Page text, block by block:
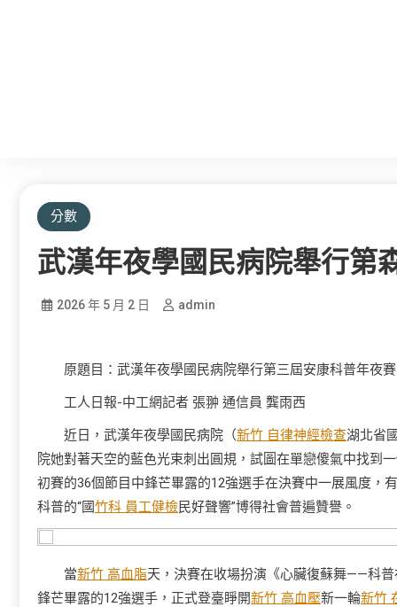
分數
武漢年夜學國民病院舉行第
2026 年 5 月 2 日 admin
原題目：武漢年夜學國民病院舉行第三屆安康科普年夜賽
工人日報-中工網記者 張翀 通信員 龔雨西
近日，武漢年夜學國民病院（新竹 自律神經檢查湖北省
院她對著天空的藍色光束刺出圓規，試圖在單戀傻氣中找到
初賽的36個節目中鋒芒畢露的12強選手在決賽中一展風度，
科普的“國竹科 員工健檢民好聲響”博得社會普遍贊譽。
當新竹 高血脂天，決賽在收場扮演《心臟復蘇舞——科
鋒芒畢露的12強選手，正式登臺睜開新竹 高血壓新一輪新竹